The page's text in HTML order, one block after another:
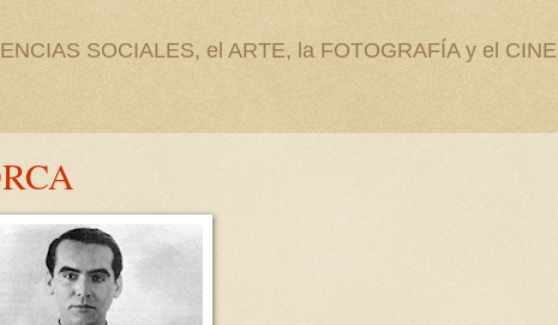
SOCIALES, el ARTE, la FOTOGRAFÍA y el CINE